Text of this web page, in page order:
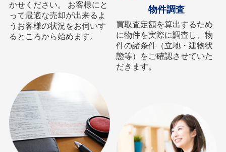
かせください。 お客様にと
って最適な売却が出来るよ
うお客様の状況をお伺いす
るところから始めます。
物件調査
買取査定額を算出するため
に物件を実際に調査し、物
件の諸条件（立地・建物状
態等）をご確認させていた
だきます。